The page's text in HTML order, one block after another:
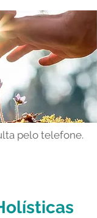
pelo telefone.